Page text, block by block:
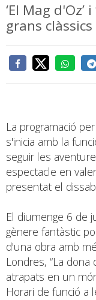
‘El Mag d'Oz’
grans
La programació
s'inicia amb la
seguir les
espectacle en
presentat el
El diumenge 6 de
gènere fantàstic
d'una obra amb
Londres, “La
atrapats en un
Horari de funció a